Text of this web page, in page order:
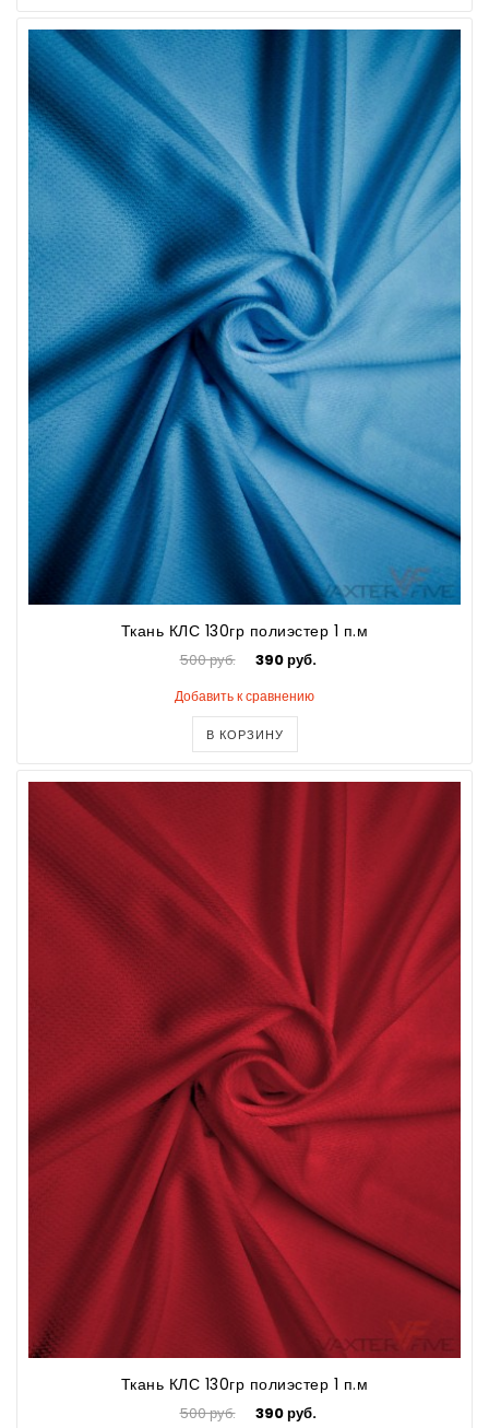
Ткань КЛС 130гр полиэстер 1 п.м
500 руб. 390 руб.
Добавить к сравнению
В КОРЗИНУ
Ткань КЛС 130гр полиэстер 1 п.м
500 руб. 390 руб.